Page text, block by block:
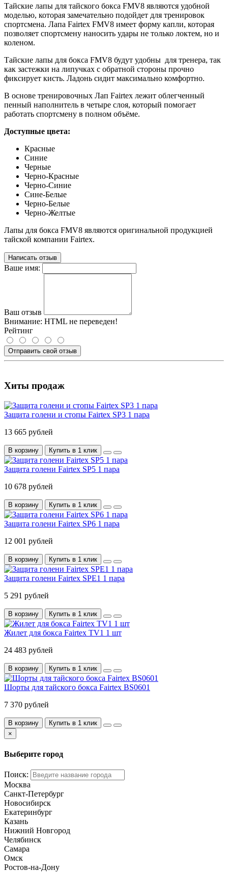
Тайские лапы для тайского бокса FMV8 являются удобной
моделью, которая замечательно подойдет для тренировок
спортсмена. Лапа Fairtex FMV8 имеет форму капли, которая
позволяет спортсмену наносить удары не только локтем, но и
коленом.
Тайские лапы для бокса FMV8 будут удобны для тренера, так
как застежки на липучках с обратной стороны прочно
фиксирует кисть. Ладонь сидит максимально комфортно.
В основе тренировочных Лап Fairtex лежит облегченный
пенный наполнитель в четыре слоя, который помогает
работать спортсмену в полном объёме.
Доступные цвета:
Красные
Синие
Черные
Черно-Красные
Черно-Синие
Сине-Белые
Черно-Белые
Черно-Желтые
Лапы для бокса FMV8 являются оригинальной продукцией
тайской компании Fairtex.
Написать отзыв
Ваше имя:
Ваш отзыв
Внимание: HTML не переведен!
Рейтинг
Отправить свой отзыв
Хиты продаж
Защита голени и стопы Fairtex SP3 1 пара
13 665 рублей
В корзину Купить в 1 клик
Защита голени Fairtex SP5 1 пара
10 678 рублей
В корзину Купить в 1 клик
Защита голени Fairtex SP6 1 пара
12 001 рублей
В корзину Купить в 1 клик
Защита голени Fairtex SPE1 1 пара
5 291 рублей
В корзину Купить в 1 клик
Жилет для бокса Fairtex TV1 1 шт
24 483 рублей
В корзину Купить в 1 клик
Шорты для тайского бокса Fairtex BS0601
7 370 рублей
В корзину
Купить в 1 клик
×
Выберите город
Поиск:
Москва
Санкт-Петербург
Новосибирск
Екатеринбург
Казань
Нижний Новгород
Челябинск
Самара
Омск
Ростов-на-Дону